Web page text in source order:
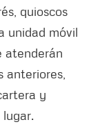
quioscos
unidad móvil
atenderán
anteriores,
y